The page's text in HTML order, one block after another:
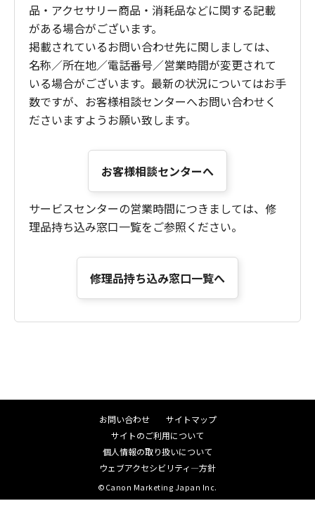
品・アクセサリー商品・消耗品などに関する記載
がある場合がございます。
掲載されているお問い合わせ先に関しましては、
名称／所在地／電話番号／営業時間が変更されて
いる場合がございます。最新の状況についてはお手
数ですが、お客様相談センターへお問い合わせく
ださいますようお願い致します。
お客様相談センターへ
サービスセンターの営業時間につきましては、修
理品持ち込み窓口一覧をご参照ください。
修理品持ち込み窓口一覧へ
お問い合わせ
サイトマップ
サイトのご利用について
個人情報の取り扱いについて
ウェブアクセシビリティ―方針
©Canon Marketing Japan Inc.